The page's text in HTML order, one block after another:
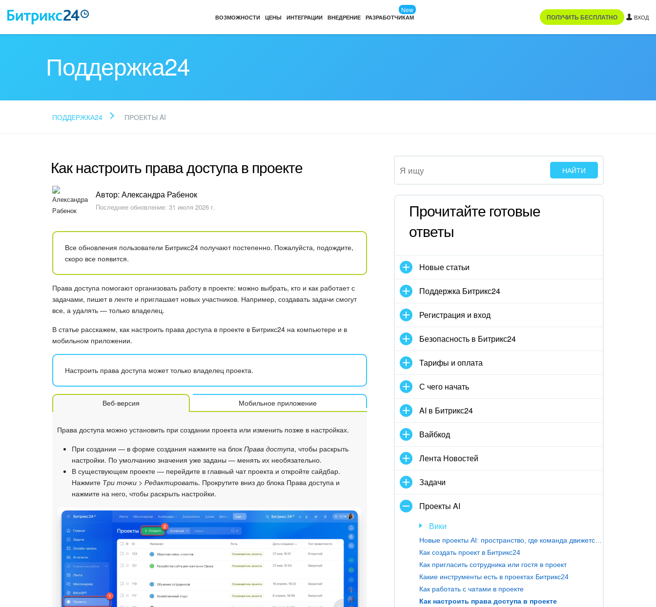
ВОЗМОЖНОСТИ ЦЕНЫ ИНТЕГРАЦИИ ВНЕДРЕНИЕ РАЗРАБОТЧИКАМ
New
ПОЛУЧИТЬ БЕСПЛАТНО ВХОД
Поддержка24
ПОДДЕРЖКА24 ПРОЕКТЫ AI
Как настроить права доступа в проекте
Автор: Александра Рабенок
Последнее обновление: 31 июля 2026 г.
Все обновления пользователи Битрикс24 получают постепенно. Пожалуйста, подождите,
скоро все появится.
Права доступа помогают организовать работу в проекте: можно выбрать, кто и как работает с
задачами, пишет в ленте и приглашает новых участников. Например, создавать задачи смогут
все, а удалять — только владелец.
В статье расскажем, как настроить права доступа в проекте в Битрикс24 на компьютере и в
мобильном приложении.
Настроить права доступа может только владелец проекта.
Веб-версия Мобильное приложение
Права доступа можно установить при создании проекта или изменить позже в настройках.
При создании — в форме создания нажмите на блок Права доступа, чтобы раскрыть
настройки. По умолчанию значения уже заданы — менять их необязательно.
В существующем проекте — перейдите в главный чат проекта и откройте сайдбар.
Нажмите Три точки > Редактировать. Прокрутите вниз до блока Права доступа и
нажмите на него, чтобы раскрыть настройки.
Прочитайте готовые
ответы
Новые статьи
Поддержка Битрикс24
Регистрация и вход
Безопасность в Битрикс24
Тарифы и оплата
С чего начать
AI в Битрикс24
Вайбкод
Лента Новостей
Задачи
Проекты AI
Вики
Как создать проект в Битрикс24
Как пригласить сотрудника или гостя в проект
Какие инструменты есть в проектах Битрикс24
Как работать с чатами в проекте
Как настроить права доступа в проекте